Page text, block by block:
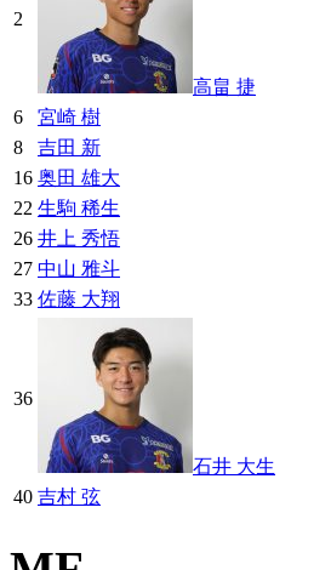
2
高畠 捷
6
宮崎 樹
8
吉田 新
16 奥田 雄大
22 生駒 稀生
26 井上 秀悟
27 中山 雅斗
33 佐藤 大翔
36
石井 大生
40 吉村 弦